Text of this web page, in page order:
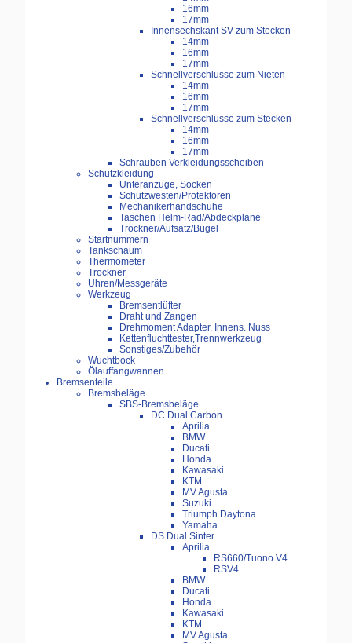
16mm
17mm
Innensechskant SV zum Stecken
14mm
16mm
17mm
Schnellverschlüsse zum Nieten
14mm
16mm
17mm
Schnellverschlüsse zum Stecken
14mm
16mm
17mm
Schrauben Verkleidungsscheiben
Schutzkleidung
Unteranzüge, Socken
Schutzwesten/Protektoren
Mechanikerhandschuhe
Taschen Helm-Rad/Abdeckplane
Trockner/Aufsatz/Bügel
Startnummern
Tankschaum
Thermometer
Trockner
Uhren/Messgeräte
Werkzeug
Bremsentlüfter
Draht und Zangen
Drehmoment Adapter, Innens. Nuss
Kettenfluchttester,Trennwerkzeug
Sonstiges/Zubehör
Wuchtbock
Ölauffangwannen
Bremsenteile
Bremsbeläge
SBS-Bremsbeläge
DC Dual Carbon
Aprilia
BMW
Ducati
Honda
Kawasaki
KTM
MV Agusta
Suzuki
Triumph Daytona
Yamaha
DS Dual Sinter
Aprilia
RS660/Tuono V4
RSV4
BMW
Ducati
Honda
Kawasaki
KTM
MV Agusta